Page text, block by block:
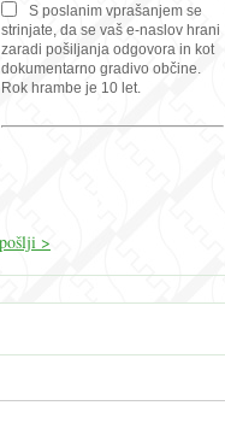
S poslanim vprašanjem se
strinjate, da se vaš e-naslov hrani
zaradi pošiljanja odgovora in kot
dokumentarno gradivo občine.
Rok hrambe je 10 let.